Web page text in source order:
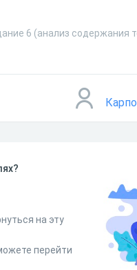
6 (анализ содержания
на эту
перейти